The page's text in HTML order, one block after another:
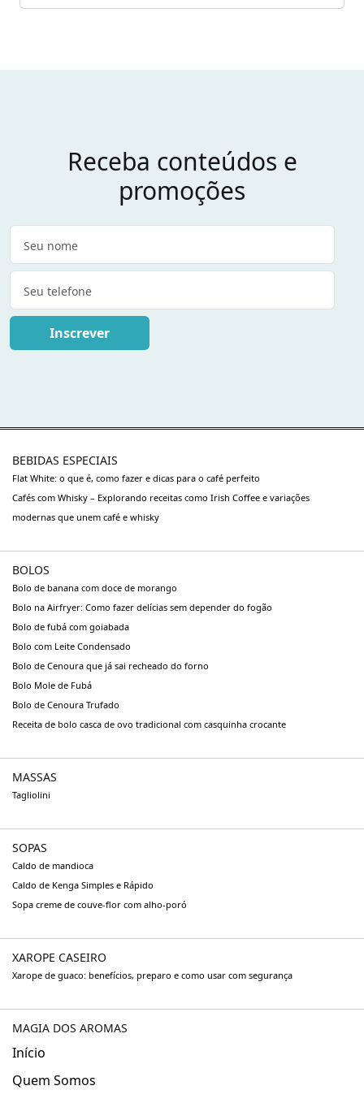
Receba conteúdos e
promoções
Inscrever
BEBIDAS ESPECIAIS
Flat White: o que é, como fazer e dicas para o café perfeito
Cafés com Whisky – Explorando receitas como Irish Coffee e variações
modernas que unem café e whisky
BOLOS
Bolo de banana com doce de morango
Bolo na Airfryer: Como fazer delícias sem depender do fogão
Bolo de fubá com goiabada
Bolo com Leite Condensado
Bolo de Cenoura que já sai recheado do forno
Bolo Mole de Fubá
Bolo de Cenoura Trufado
Receita de bolo casca de ovo tradicional com casquinha crocante
MASSAS
Tagliolini
SOPAS
Caldo de mandioca
Caldo de Kenga Simples e Rápido
Sopa creme de couve-flor com alho-poró
XAROPE CASEIRO
Xarope de guaco: benefícios, preparo e como usar com segurança
MAGIA DOS AROMAS
Início
Quem Somos